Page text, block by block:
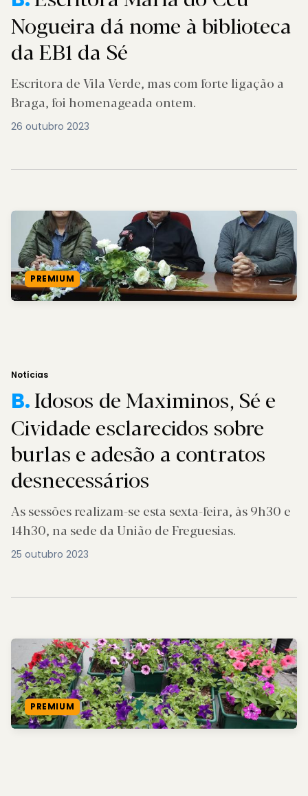
Nogueira dá nome à biblioteca
da EB1 da Sé
Escritora de Vila Verde, mas com forte ligação a
Braga, foi homenageada ontem.
26 outubro 2023
PREMIUM
Notícias
B.Idosos de Maximinos, Sé e
Cividade esclarecidos sobre
burlas e adesão a contratos
desnecessários
As sessões realizam-se esta sexta-feira, às 9h30 e
14h30, na sede da União de Freguesias.
25 outubro 2023
PREMIUM